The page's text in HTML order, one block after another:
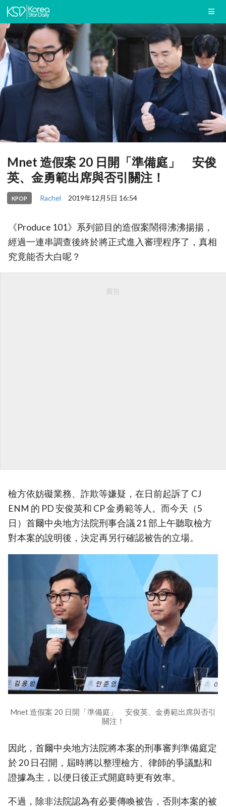
Mnet 造假案 20 日開「準備庭」 安俊
英、金勇範出席與否引關注！
KPOP Rachel 2019年12月5日 16:54
《Produce 101》系列節目的造假案鬧得沸沸揚揚，
經過一連串調查後終於將正式進入審理程序了，真相
究竟能否大白呢？
廣告
檢方依妨礙業務、詐欺等嫌疑，在日前起訴了 CJ
ENM 的 PD 安俊英和 CP 金勇範等人。而今天（5
日）首爾中央地方法院刑事合議 21 部上午聽取檢方
對本案的說明後，決定再另行確認被告的立場。
Mnet 造假案 20 日開「準備庭」 安俊英、金勇範出席與否引
關注！
因此，首爾中央地方法院將本案的刑事審判準備庭定
於 20 日召開，屆時將以整理檢方、律師的爭議點和
證據為主，以便日後正式開庭時更有效率。
不過，除非法院認為有必要傳喚被告，否則本案的被